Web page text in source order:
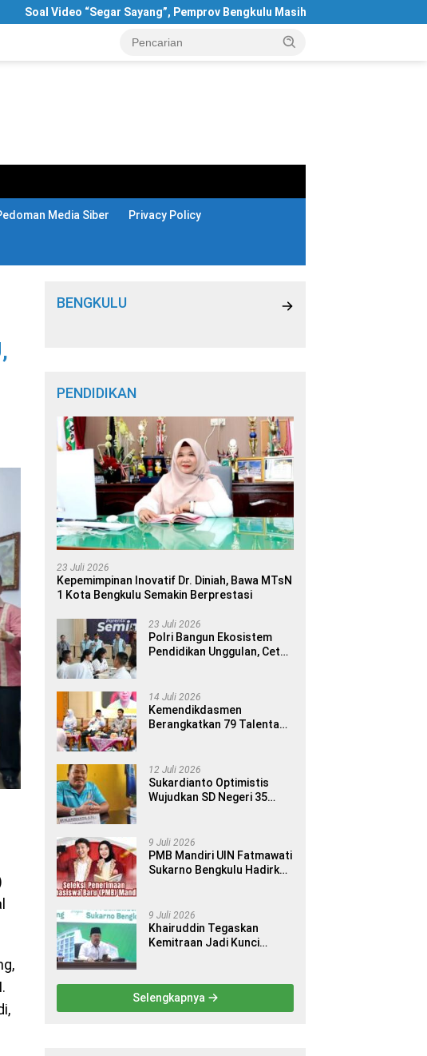
“Segar Sayang”, Pemprov Bengkulu Masih Bungkam
Media Siber Privacy Policy
BENGKULU
PENDIDIKAN
23 Juli 2026
Kepemimpinan Inovatif Dr. Diniah, Bawa MTsN
1 Kota Bengkulu Semakin Berprestasi
23 Juli 2026
Polri Bangun Ekosistem
Pendidikan Unggulan, Cetak
14 Juli 2026
Kemendikdasmen
Berangkatkan 79 Talenta
12 Juli 2026
Sukardianto Optimistis
Wujudkan SD Negeri 35
Berdaya Saing
9 Juli 2026
PMB Mandiri UIN Fatmawati
Sukarno Bengkulu Hadirkan
9 Juli 2026
Khairuddin Tegaskan
Kemitraan Jadi Kunci
Selengkapnya